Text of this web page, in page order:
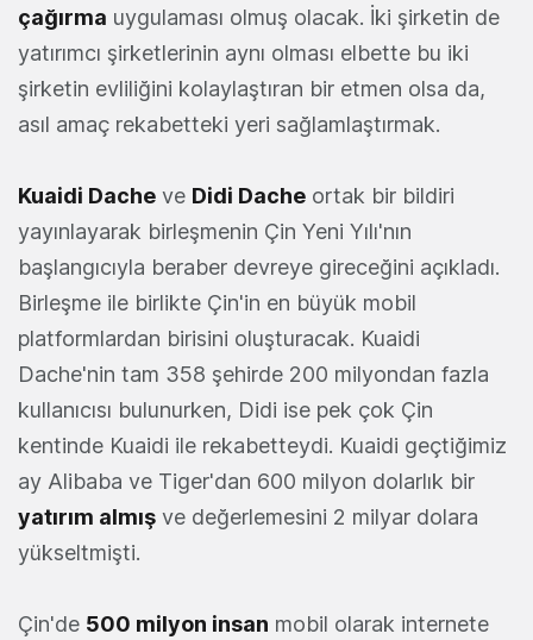
çağırma uygulaması olmuş olacak. İki şirketin de
yatırımcı şirketlerinin aynı olması elbette bu iki
şirketin evliliğini kolaylaştıran bir etmen olsa da,
asıl amaç rekabetteki yeri sağlamlaştırmak.
Kuaidi Dache ve Didi Dache ortak bir bildiri
yayınlayarak birleşmenin Çin Yeni Yılı'nın
başlangıcıyla beraber devreye gireceğini açıkladı.
Birleşme ile birlikte Çin'in en büyük mobil
platformlardan birisini oluşturacak. Kuaidi
Dache'nin tam 358 şehirde 200 milyondan fazla
kullanıcısı bulunurken, Didi ise pek çok Çin
kentinde Kuaidi ile rekabetteydi. Kuaidi geçtiğimiz
ay Alibaba ve Tiger'dan 600 milyon dolarlık bir
yatırım almış ve değerlemesini 2 milyar dolara
yükseltmişti.
Çin'de 500 milyon insan mobil olarak internete